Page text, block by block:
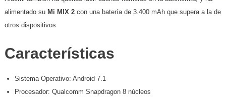
alimentado su Mi MIX 2con una batería de 3.400 mAh que supera a la de
otros dispositivos
Características
Sistema Operativo: Android 7.1
Procesador: Qualcomm Snapdragon 8 núcleos